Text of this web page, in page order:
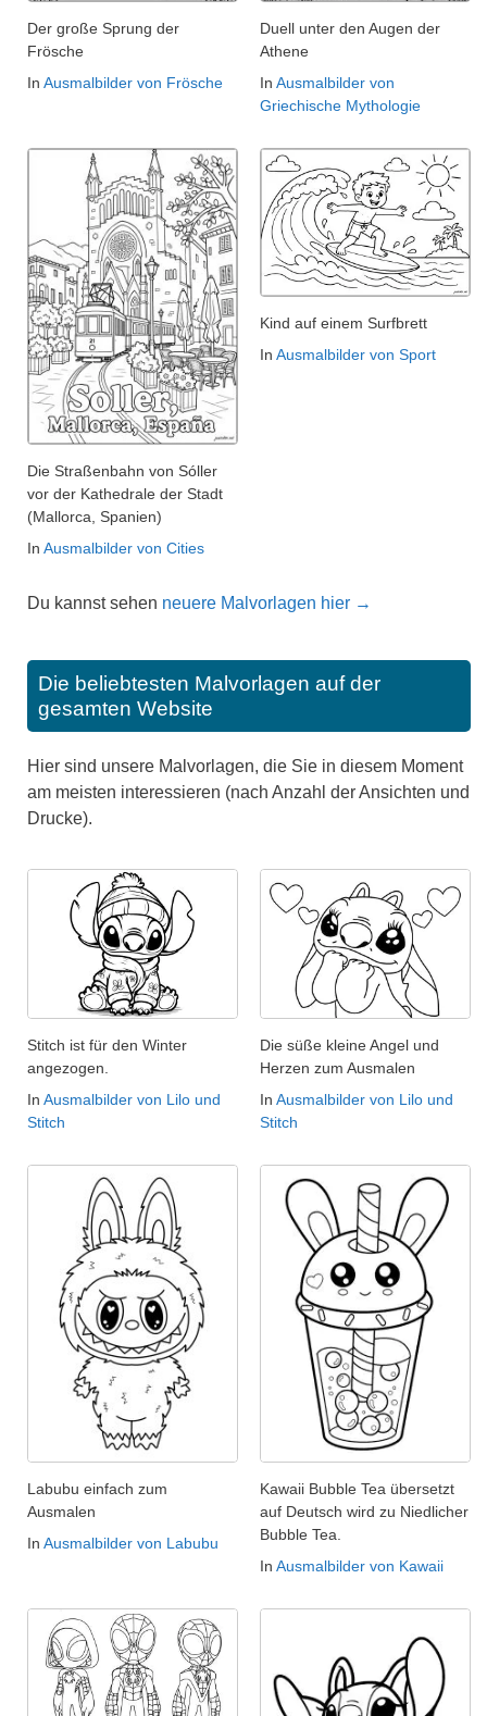
Der große Sprung der
Frösche
In Ausmalbilder von Frösche
Duell unter den Augen der
Athene
In Ausmalbilder von
Griechische Mythologie
Die Straßenbahn von Sóller
vor der Kathedrale der Stadt
(Mallorca, Spanien)
In Ausmalbilder von Cities
Kind auf einem Surfbrett
In Ausmalbilder von Sport
Du kannst sehen neuere Malvorlagen hier →
Die beliebtesten Malvorlagen auf der
gesamten Website
Hier sind unsere Malvorlagen, die Sie in diesem Moment
am meisten interessieren (nach Anzahl der Ansichten und
Drucke).
Stitch ist für den Winter
angezogen.
In Ausmalbilder von Lilo und
Stitch
Die süße kleine Angel und
Herzen zum Ausmalen
In Ausmalbilder von Lilo und
Stitch
Labubu einfach zum
Ausmalen
In Ausmalbilder von Labubu
Kawaii Bubble Tea übersetzt
auf Deutsch wird zu Niedlicher
Bubble Tea.
In Ausmalbilder von Kawaii